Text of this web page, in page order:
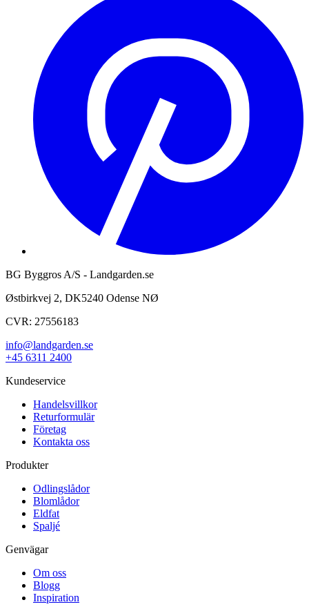
BG Byggros A/S - Landgarden.se
Østbirkvej 2, DK5240 Odense NØ
CVR: 27556183
info@landgarden.se
+45 6311 2400
Kundeservice
Handelsvillkor
Returformulär
Företag
Kontakta oss
Produkter
Odlingslådor
Blomlådor
Eldfat
Spaljé
Genvägar
Om oss
Blogg
Inspiration